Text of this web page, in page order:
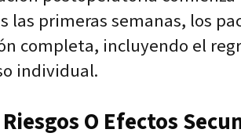
las primeras semanas, los
completa, incluyendo el
individual.
O Efectos